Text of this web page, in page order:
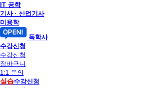
IT 공학
기사 · 산업기사
미용학
독학사
수강신청
수강신청
장바구니
1:1 문의
실습수강신청